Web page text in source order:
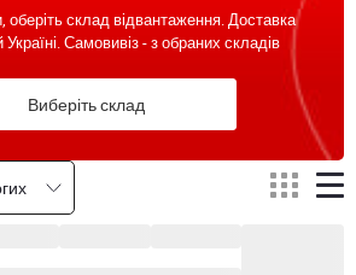
оберіть склад відвантаження. Доставка
Самовивіз - з обраних складів
Виберіть склад